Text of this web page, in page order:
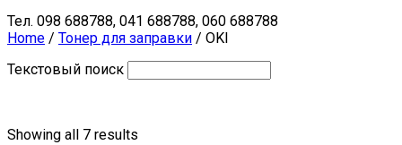
Тел. 098 688788, 041 688788, 060 688788
Home / Тонер для заправки / OKI
Текстовый поиск
Showing all 7 results